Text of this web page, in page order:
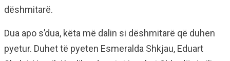
dëshmitarë.
Dua apo s’dua, këta më dalin si dëshmitarë që duhen
pyetur. Duhet të pyeten Esmeralda Shkjau, Eduart